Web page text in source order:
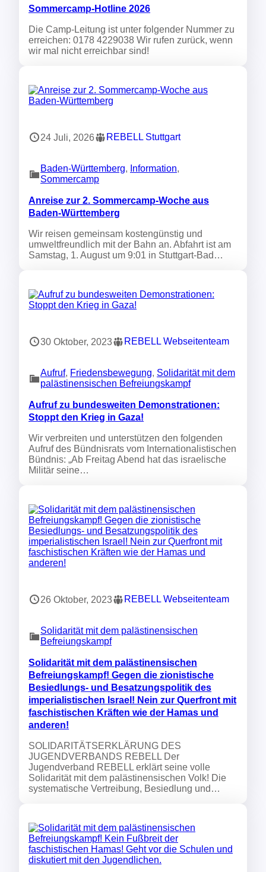
Sommercamp-Hotline 2026
Die Camp-Leitung ist unter folgender Nummer zu
erreichen: 0178 4229038 Wir rufen zurück, wenn
wir mal nicht erreichbar sind!
24 Juli, 2026 REBELL Stuttgart
Baden-Württemberg, Information
Sommercamp
Anreise zur 2. Sommercamp-Woche aus
Baden-Württemberg
Wir reisen gemeinsam kostengünstig und
umweltfreundlich mit der Bahn an. Abfahrt ist am
Samstag, 1. August um 9:01 in Stuttgart-Bad…
30 Oktober, 2023 REBELL Webseitenteam
Aufruf, Friedensbewegung, Solidarität mit dem
palästinensischen Befreiungskampf
Aufruf zu bundesweiten Demonstrationen:
Stoppt den Krieg in Gaza!
Wir verbreiten und unterstützen den folgenden
Aufruf des Bündnisrats vom Internationalistischen
Bündnis: „Ab Freitag Abend hat das israelische
Militär seine…
26 Oktober, 2023 REBELL Webseitenteam
Solidarität mit dem palästinensischen
Befreiungskampf
Solidarität mit dem palästinensischen
Befreiungskampf! Gegen die zionistische
Besiedlungs- und Besatzungspolitik des
imperialistischen Israel! Nein zur Querfront mit
faschistischen Kräften wie der Hamas und
anderen!
SOLIDARITÄTSERKLÄRUNG DES
JUGENDVERBANDS REBELL Der
Jugendverband REBELL erklärt seine volle
Solidarität mit dem palästinensischen Volk! Die
systematische Vertreibung, Besiedlung und…